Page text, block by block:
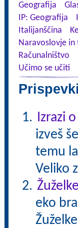
Geografija
IP: Geografija
Italijanščina
Naravoslovje in
Računalništvo
Učimo se učiti
Izrazi
izveš
temu
Veliko
eko